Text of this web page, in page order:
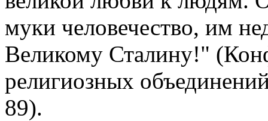
муки человечество, им
Великому Сталину!"
религиозных
89).